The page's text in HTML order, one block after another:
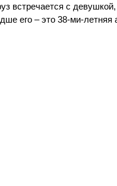
встречается с девушкой,
его – это 38-ми-летняя